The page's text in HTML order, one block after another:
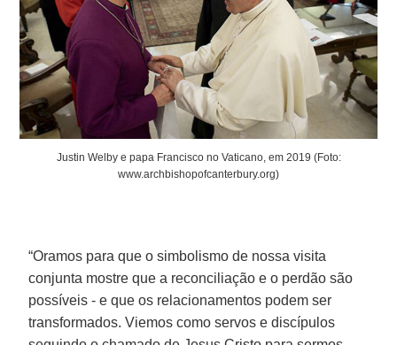
Justin Welby e papa Francisco no Vaticano, em 2019 (Foto:
www.archbishopofcanterbury.org)
“Oramos para que o simbolismo de nossa visita
conjunta mostre que a reconciliação e o perdão são
possíveis - e que os relacionamentos podem ser
transformados. Viemos como servos e discípulos